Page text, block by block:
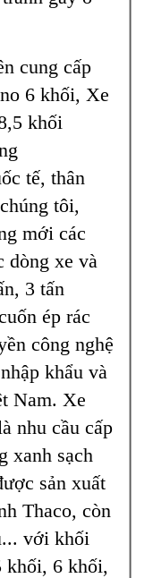
cung cấp
6 khối, Xe
khối
tế, thân
tôi,
mới các
dòng xe và
3 tấn
ép rác
công nghệ
khẩu và
Nam. Xe
nhu cầu cấp
xanh sạch
sản xuất
Thaco, còn
với khối
khối, 6 khối,